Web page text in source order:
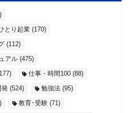
とり起業 (170)
(112)
アル (475)
仕事・時間100 (88)
発 (524) 勉強法 (95)
教育･受験 (71)